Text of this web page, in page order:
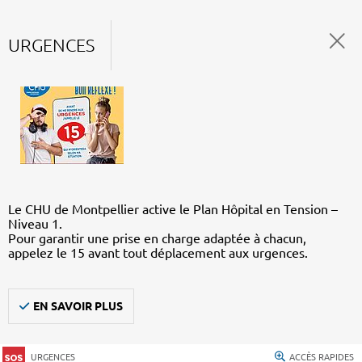
URGENCES
Le CHU de Montpellier active le Plan Hôpital en Tension –
Niveau 1.
Pour garantir une prise en charge adaptée à chacun,
appelez le 15 avant tout déplacement aux urgences.
EN SAVOIR PLUS
URGENCES ACCÈS RAPIDES